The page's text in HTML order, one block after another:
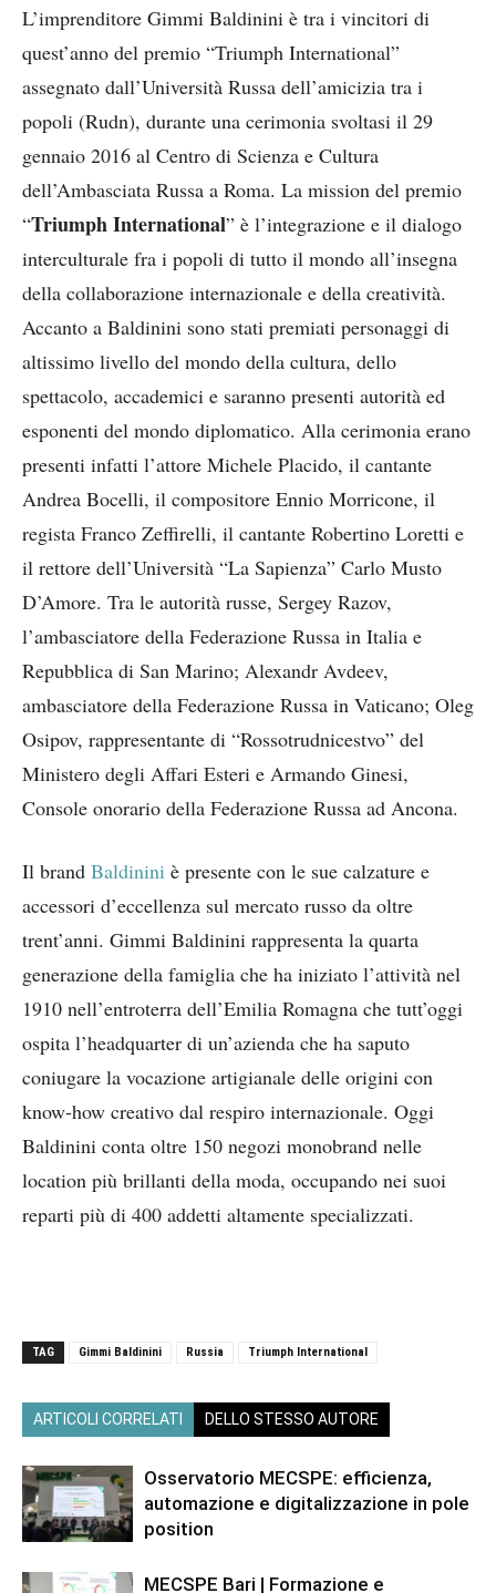
L’imprenditore Gimmi Baldinini è tra i vincitori di
quest’anno del premio “Triumph International”
assegnato dall’Università Russa dell’amicizia tra i
popoli (Rudn), durante una cerimonia svoltasi il 29
gennaio 2016 al Centro di Scienza e Cultura
dell’Ambasciata Russa a Roma. La mission del premio
“Triumph International” è l’integrazione e il dialogo
interculturale fra i popoli di tutto il mondo all’insegna
della collaborazione internazionale e della creatività.
Accanto a Baldinini sono stati premiati personaggi di
altissimo livello del mondo della cultura, dello
spettacolo, accademici e saranno presenti autorità ed
esponenti del mondo diplomatico. Alla cerimonia erano
presenti infatti l’attore Michele Placido, il cantante
Andrea Bocelli, il compositore Ennio Morricone, il
regista Franco Zeffirelli, il cantante Robertino Loretti e
il rettore dell’Università “La Sapienza” Carlo Musto
D’Amore. Tra le autorità russe, Sergey Razov,
l’ambasciatore della Federazione Russa in Italia e
Repubblica di San Marino; Alexandr Avdeev,
ambasciatore della Federazione Russa in Vaticano; Oleg
Osipov, rappresentante di “Rossotrudnicestvo” del
Ministero degli Affari Esteri e Armando Ginesi,
Console onorario della Federazione Russa ad Ancona.
Il brand Baldinini è presente con le sue calzature e
accessori d’eccellenza sul mercato russo da oltre
trent’anni. Gimmi Baldinini rappresenta la quarta
generazione della famiglia che ha iniziato l’attività nel
1910 nell’entroterra dell’Emilia Romagna che tutt’oggi
ospita l’headquarter di un’azienda che ha saputo
coniugare la vocazione artigianale delle origini con
know-how creativo dal respiro internazionale. Oggi
Baldinini conta oltre 150 negozi monobrand nelle
location più brillanti della moda, occupando nei suoi
reparti più di 400 addetti altamente specializzati.
TAG Gimmi Baldinini Russia Triumph International
ARTICOLI CORRELATI DELLO STESSO AUTORE
Osservatorio MECSPE: efficienza,
automazione e digitalizzazione in pole
position
MECSPE Bari | Formazione e